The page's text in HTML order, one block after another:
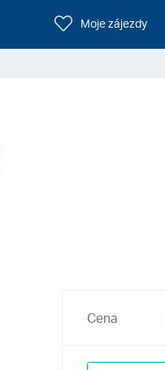
Moje zájezdy
Cena